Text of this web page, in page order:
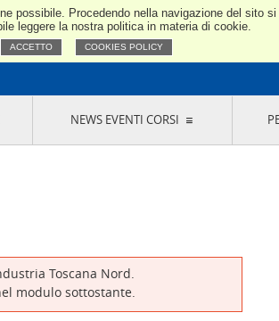
possibile. Procedendo nella navigazione del sito
leggere la nostra politica in materia di cookie.
ACCETTO COOKIES POLICY
Toscana Nord
GRUPPI DI ACQUISTO
NEWS EVENTI CORSI
Toscana Nord.
modulo sottostante.